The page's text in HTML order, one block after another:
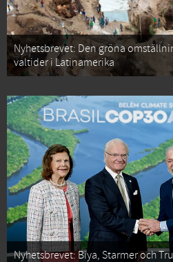
Nyhetsbrevet: Den gröna
valtider i Latinamerika
Nyhetsbrevet: Biya, Starmer och